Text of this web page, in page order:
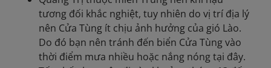
tương đối khắc nghiệt, tuy nhiên do vị trí địa lý
nên Cửa Tùng ít chịu ảnh hưởng của gió Lào.
Do đó bạn nên tránh đến biển Cửa Tùng vào
thời điểm mưa nhiều hoặc nắng nóng tại đây.